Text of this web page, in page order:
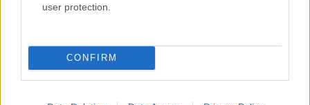
user protection.
CONFIRM